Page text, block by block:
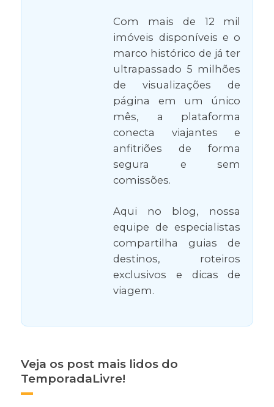
Com mais de 12 mil
imóveis disponíveis e o
marco histórico de já ter
ultrapassado 5 milhões
de visualizações de
página em um único
mês, a plataforma
conecta viajantes e
anfitriões de forma
segura e sem
comissões.
Aqui no blog, nossa
equipe de especialistas
compartilha guias de
destinos, roteiros
exclusivos e dicas de
viagem.
Veja os post mais lidos do
TemporadaLivre!